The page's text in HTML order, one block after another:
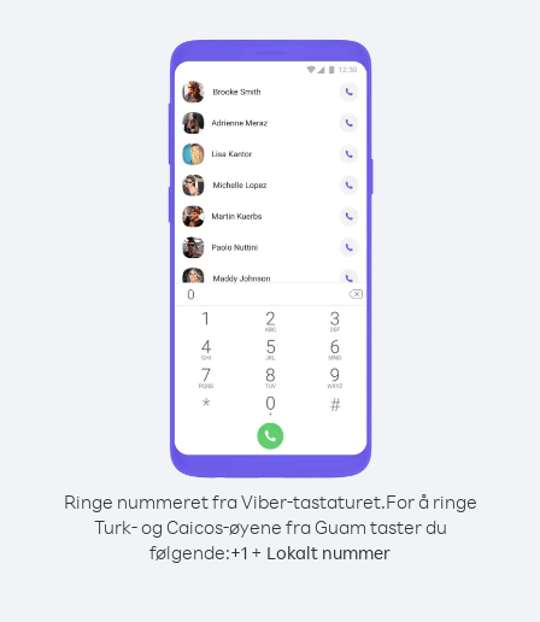
Ringe nummeret fra Viber-tastaturet.For å ringe
Turk- og Caicos-øyene fra Guam taster du
følgende:+1 + Lokalt nummer